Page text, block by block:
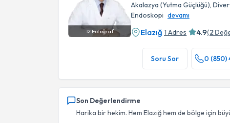
12 Fotoğraf
Akalazya (Yutma Güçlüğü),
Endoskopi devamı
Elazığ 1 Adres 4.9(2
Soru Sor 0 (850)
Son Değerlendirme
Harika bir hekim. Hem Elazığ hem de bölge için